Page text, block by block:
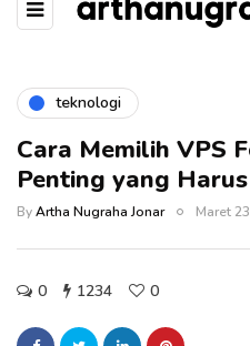
teknologi
Cara Memilih VPS
Penting yang
ByArtha Nugraha Jonar Maret
0 1234 0